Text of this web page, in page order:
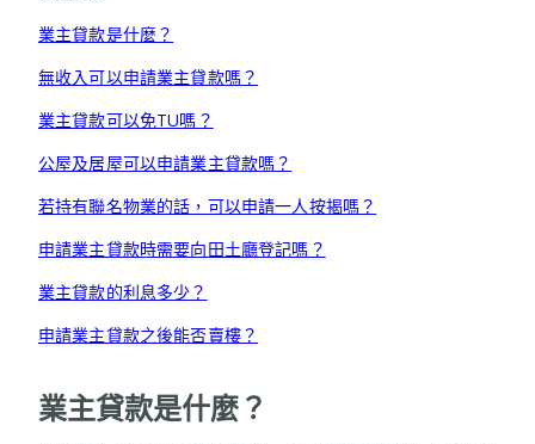
業主貸款是什麼？
無收入可以申請業主貸款嗎？
業主貸款可以免TU嗎？
公屋及居屋可以申請業主貸款嗎？
若持有聯名物業的話，可以申請一人按揭嗎？
申請業主貸款時需要向田土廳登記嗎？
業主貸款的利息多少？
申請業主貸款之後能否賣樓？
業主貸款是什麼？